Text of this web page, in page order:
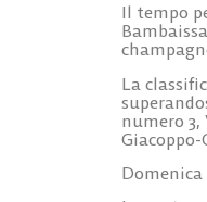
Il tempo
La
numero 3,